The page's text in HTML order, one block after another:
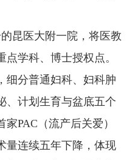
昆医大附一院，将医教
学科、博士授权点。
细分普通妇科、妇科肿
、计划生育与盆底五个
PAC（流产后关爱）
量连续五年下降，体现